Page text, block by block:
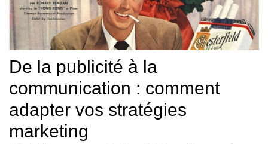
De la publicité à la
communication : comment
adapter vos stratégies
marketing